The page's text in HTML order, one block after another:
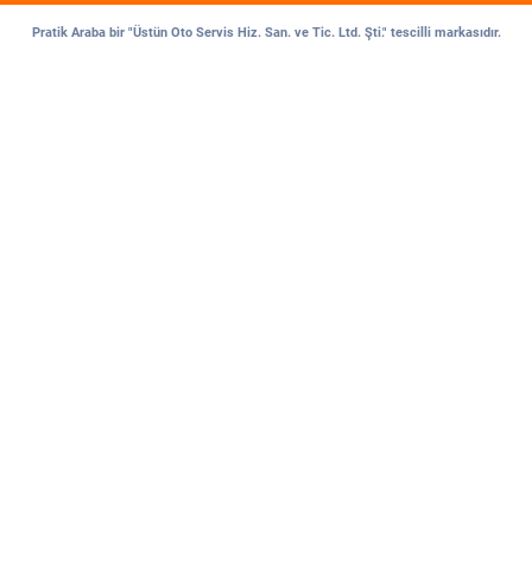
Pratik Araba bir "Üstün Oto Servis Hiz. San. ve Tic. Ltd. Şti." tescilli markasıdır.